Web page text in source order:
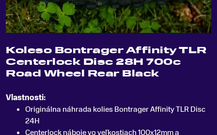
Koleso Bontrager Affinity TLR
Centerlock Disc 28H 700c
Road Wheel Rear Black
Vlastnosti:
Originálna náhrada kolies Bontrager Affinity TLR Disc
24H
Centerlock náboje vo veľkostiach 100x12mm a